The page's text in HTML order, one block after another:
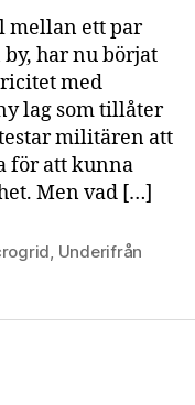
mellan ett par
har nu börjat
med
lag som tillåter
militären att
för att kunna
Men vad […]
, Underifrån